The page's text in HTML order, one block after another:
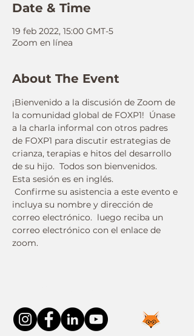
Date & Time
19 feb 2022, 15:00 GMT-5
Zoom en línea
About The Event
¡Bienvenido a la discusión de Zoom de
la comunidad global de FOXP1!  Únase
a la charla informal con otros padres
de FOXP1 para discutir estrategias de
crianza, terapias e hitos del desarrollo
de su hijo.  Todos son bienvenidos.
Esta sesión es en inglés.
incluya su nombre y dirección de
correo electrónico.  luego reciba un
correo electrónico con el enlace de
zoom.